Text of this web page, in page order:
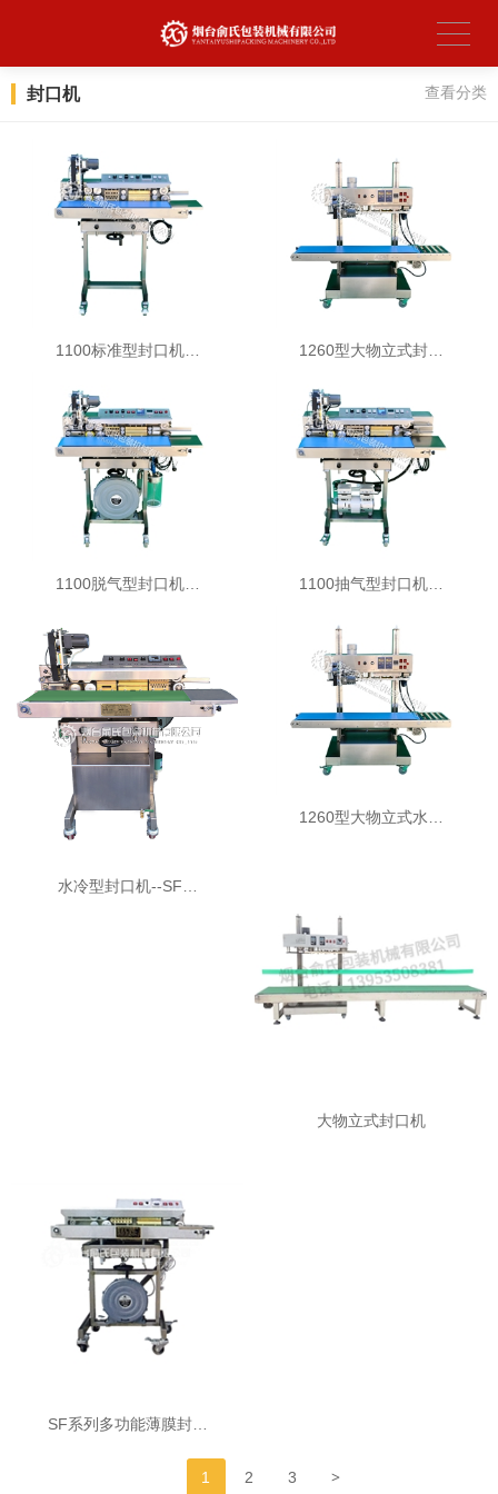
封口机 查看分类
1100标准型封口机… 1260型大物立式封…
1100脱气型封口机… 1100抽气型封口机…
水冷型封口机--SF…
1260型大物立式水…
大物立式封口机
SF系列多功能薄膜封…
1 2 3 >